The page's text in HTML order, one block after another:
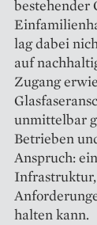
bestehender
lag dabei
auf
Zugang
unmittelbar
Betrieben
Anspruch:
halten kann.